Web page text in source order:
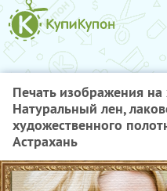
Печать изображения
Натуральный лен,
художественного
Астрахань